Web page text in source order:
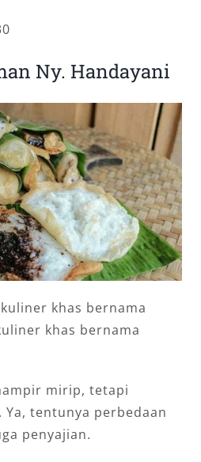
Ny. Handayani
khas bernama
khas bernama
mirip, tetapi
tentunya perbedaan
penyajian.